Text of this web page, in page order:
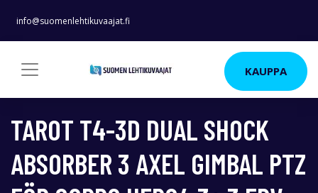
info@suomenlehtikuvaajat.fi
KAUPPA
TAROT T4-3D DUAL SHOCK
ABSORBER 3 AXEL GIMBAL PTZ